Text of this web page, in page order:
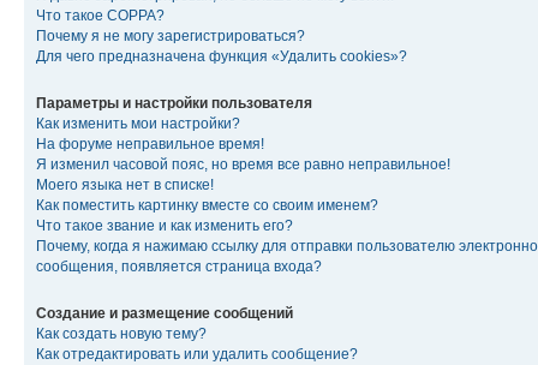
Что такое COPPA?
Почему я не могу зарегистрироваться?
Для чего предназначена функция «Удалить cookies»?
Параметры и настройки пользователя
Как изменить мои настройки?
На форуме неправильное время!
Я изменил часовой пояс, но время все равно неправильное!
Моего языка нет в списке!
Как поместить картинку вместе со своим именем?
Что такое звание и как изменить его?
Почему, когда я нажимаю ссылку для отправки пользователю
сообщения, появляется страница входа?
Создание и размещение сообщений
Как создать новую тему?
Как отредактировать или удалить сообщение?